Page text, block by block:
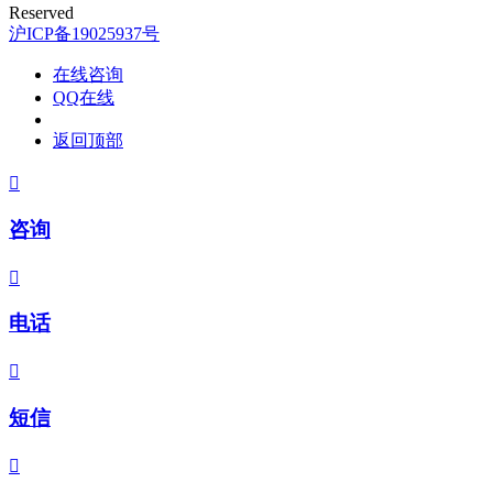
Reserved
沪ICP备19025937号
在线咨询
QQ在线
返回顶部

咨询

电话

短信
